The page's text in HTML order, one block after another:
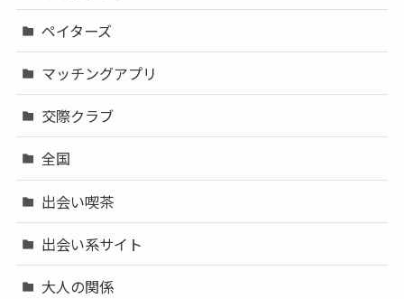
ペイターズ
マッチングアプリ
交際クラブ
全国
出会い喫茶
出会い系サイト
大人の関係